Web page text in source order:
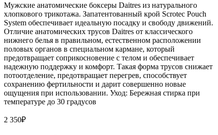
Мужские анатомические боксеры Daitres из натурального
хлопкового трикотажа. Запатентованный крой Scrotec Pouch
System обеспечивает идеальную посадку и свободу движений.
Отличие анатомических трусов Daitres от классического
нижнего белья в правильном, естественном расположении
половых органов в специальном кармане, который
предотвращает соприкосновение с телом и обеспечивает
надежную поддержку и комфорт. Такая форма трусов снижает
потоотделение, предотвращает перегрев, способствует
сохранению фертильности и дарит совершенно новые
ощущения при использовании. Уход: Бережная стирка при
температуре до 30 градусов
2 350₽